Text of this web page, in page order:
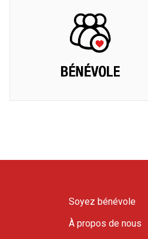
Soyez bénévole
À propos de nous